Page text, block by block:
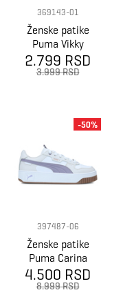
369143-01
Ženske patike
Puma Vikky
Stacked L
2.799 RSD
3.999 RSD
397487-06
Ženske patike
Puma Carina
Street Lux
4.500 RSD
8.999 RSD
-50%